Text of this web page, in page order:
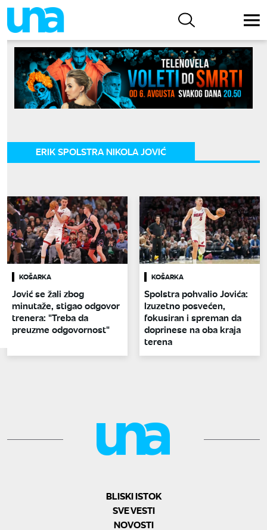
ERIK SPOLSTRA NIKOLA JOVIĆ
KOŠARKA
Jović se žali zbog
minutaže, stigao odgovor
trenera: "Treba da
preuzme odgovornost"
KOŠARKA
Spolstra pohvalio Jovića:
Izuzetno posvećen,
fokusiran i spreman da
doprinese na oba kraja
terena
BLISKI ISTOK
SVE VESTI
NOVOSTI